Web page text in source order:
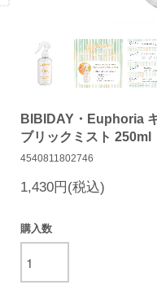
BIBIDAY・Euphoria
ブリックミスト 250ml
4540811802746
1,430円(税込)
購入数